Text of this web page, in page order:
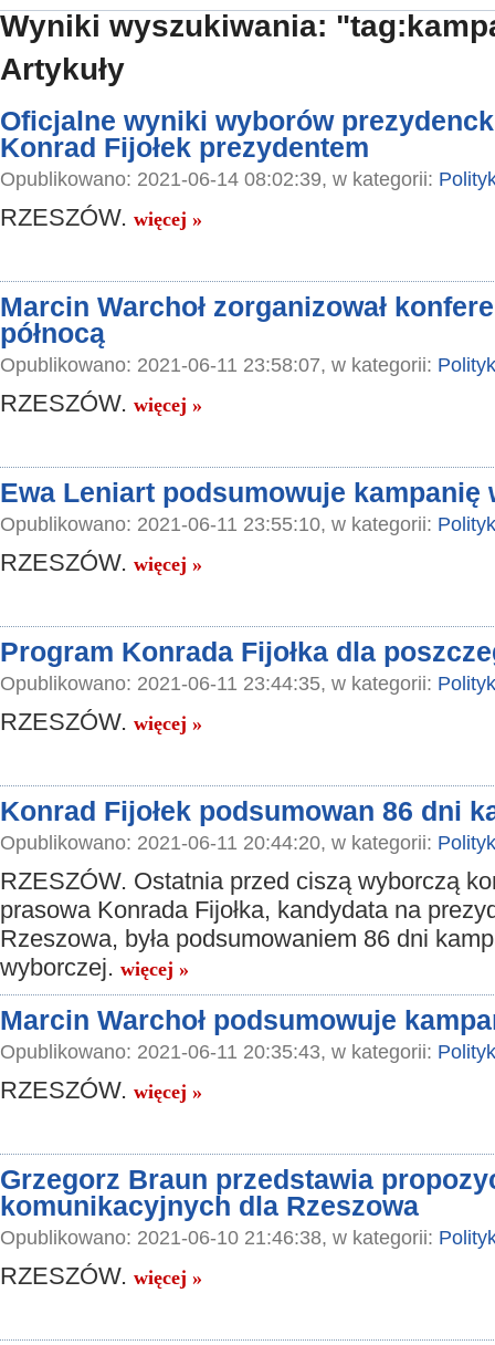
Wyniki wyszukiwania:
Artykuły
Oficjalne wyniki wyborów
Konrad Fijołek prezydentem
Opublikowano: 2021-06-14 08:02:39, w kategorii:
RZESZÓW. więcej »
Marcin Warchoł zorganizował
północą
Opublikowano: 2021-06-11 23:58:07, w kategorii:
RZESZÓW. więcej »
Ewa Leniart podsumowuje kampanię
Opublikowano: 2021-06-11 23:55:10, w kategorii:
RZESZÓW. więcej »
Program Konrada Fijołka dla
Opublikowano: 2021-06-11 23:44:35, w kategorii:
RZESZÓW. więcej »
Konrad Fijołek podsumowan 86 dni
Opublikowano: 2021-06-11 20:44:20, w kategorii:
RZESZÓW. Ostatnia przed ciszą wyborczą
prasowa Konrada Fijołka, kandydata na
Rzeszowa, była podsumowaniem 86 dni
wyborczej. więcej »
Marcin Warchoł podsumowuje
Opublikowano: 2021-06-11 20:35:43, w kategorii:
RZESZÓW. więcej »
Grzegorz Braun przedstawia
komunikacyjnych dla Rzeszowa
Opublikowano: 2021-06-10 21:46:38, w kategorii:
RZESZÓW. więcej »